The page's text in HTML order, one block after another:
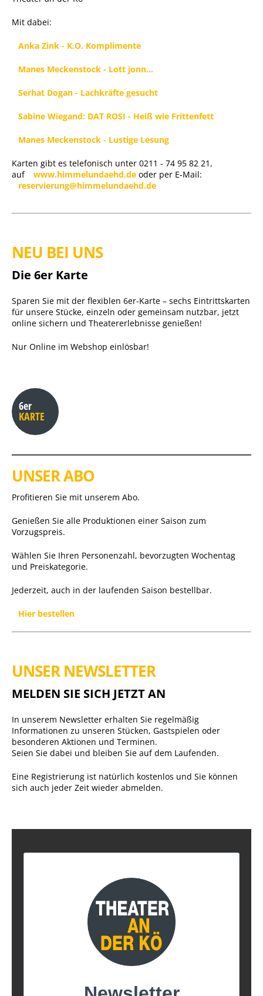
Mit dabei:
Anka Zink - K.O. Komplimente
Manes Meckenstock - Lott jonn...
Serhat Dogan - Lachkräfte gesucht
Sabine Wiegand: DAT ROSI - Heiß wie Frittenfett
Manes Meckenstock - Lustige Lesung
Karten gibt es telefonisch unter 0211 - 74 95 82 21,
auf
www.himmelundaehd.de oder per E-Mail:
reservierung@himmelundaehd.de
NEU BEI UNS
Die 6er Karte
Sparen Sie mit der flexiblen 6er-Karte – sechs Eintrittskarten
für unsere Stücke, einzeln oder gemeinsam nutzbar, jetzt
online sichern und Theatererlebnisse genießen!
Nur Online im Webshop einlösbar!
6er
KARTE
UNSER ABO
Profitieren Sie mit unserem Abo.
Genießen Sie alle Produktionen einer Saison zum
Vorzugspreis.
Wählen Sie Ihren Personenzahl, bevorzugten Wochentag
und Preiskategorie.
Jederzeit, auch in der laufenden Saison bestellbar.
Hier bestellen
UNSER NEWSLETTER
MELDEN SIE SICH JETZT AN
In unserem Newsletter erhalten Sie regelmäßig
Informationen zu unseren Stücken, Gastspielen oder
besonderen Aktionen und Terminen.
Seien Sie dabei und bleiben Sie auf dem Laufenden.
Eine Registrierung ist natürlich kostenlos und Sie können
sich auch jeder Zeit wieder abmelden.